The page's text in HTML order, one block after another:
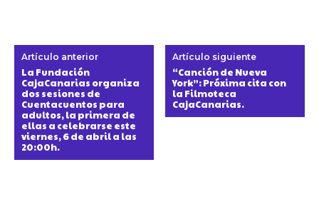
Artículo anterior
La Fundación
CajaCanarias organiza
dos sesiones de
Cuentacuentos para
adultos, la primera de
ellas a celebrarse este
viernes, 6 de abril a las
20:00h.
Artículo siguiente
“Canción de Nueva
York”: Próxima cita con
la Filmoteca
CajaCanarias.